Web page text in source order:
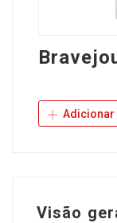
Adicionar
Visão